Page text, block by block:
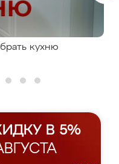
кухню
В 5%